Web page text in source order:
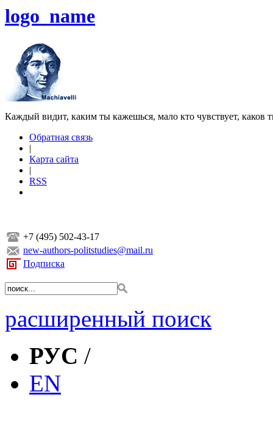
logo_name
Каждый видит, каким ты кажешься, мало кто чувствует, каков
Обратная связь
|
Карта сайта
|
RSS
+7 (495) 502-43-17
new-authors-politstudies@mail.ru
Подписка
расширенный поиск
РУС /
EN